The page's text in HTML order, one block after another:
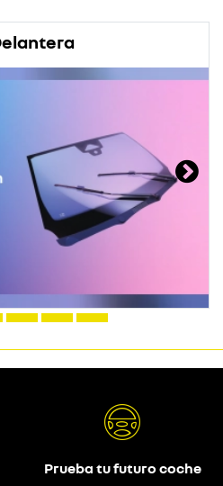
Prueba tu futuro coche